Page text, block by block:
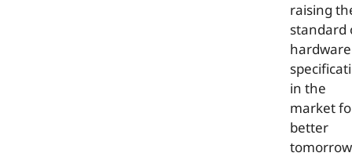
raising
standard
hardware
in the
market
better